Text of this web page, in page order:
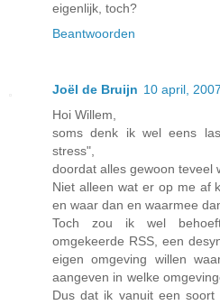
eigenlijk, toch?
Beantwoorden
Joël de Bruijn 10 april,
Hoi Willem,
soms denk ik wel eens
stress",
doordat alles gewoon teveel
Niet alleen wat er op me af
en waar dan en waarmee
Toch zou ik wel
omgekeerde RSS, een
eigen omgeving willen
aangeven in welke
Dus dat ik vanuit een soort